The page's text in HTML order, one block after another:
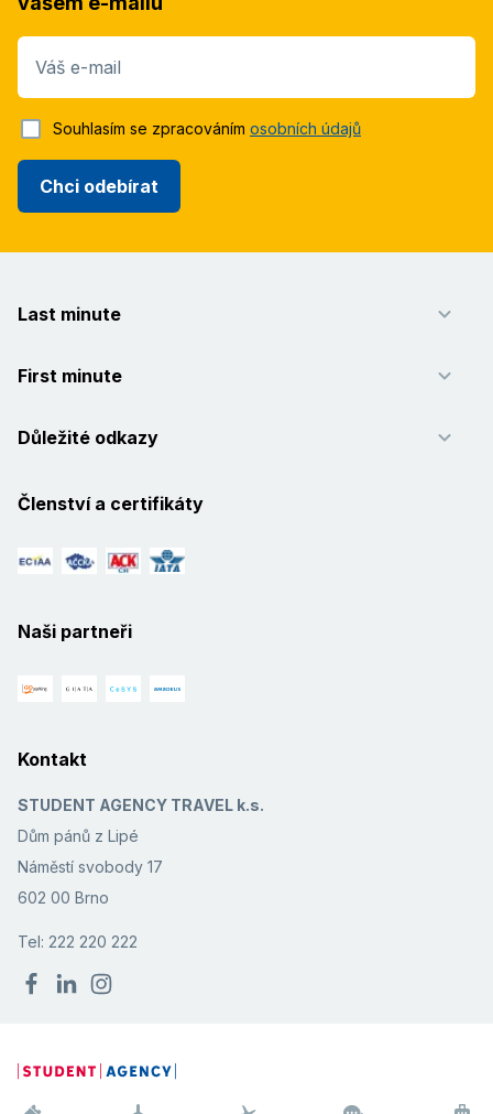
Váš e-mail
Chci odebírat
Souhlasím se zpracováním osobních údajů
Last minute
First minute
Důležité odkazy
Členství a certifikáty
Naši partneři
Kontakt
STUDENT AGENCY TRAVEL k.s.
Dům pánů z Lipé
Náměstí svobody 17
602 00 Brno
Tel: 222 220 222